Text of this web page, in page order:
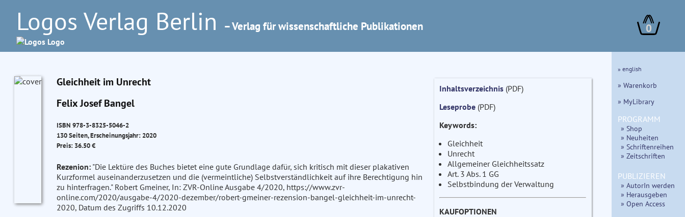
Logos Verlag Berlin – Verlag für wissenschaftliche Publikationen 0
Gleichheit im Unrecht
Felix Josef Bangel
ISBN 978-3-8325-5046-2
130 Seiten, Erscheinungsjahr: 2020
Preis: 36.50 €
Rezenion:"Die Lektüre des Buches bietet eine gute Grundlage dafür, sich kritisch mit dieser plakativen
Kurzformel auseinanderzusetzen und die (vermeintliche) Selbstverständlichkeit auf ihre Berechtigung hin
zu hinterfragen." Robert Gmeiner, In: ZVR-Online Ausgabe 4/2020, https://www.zvr-
online.com/2020/ausgabe-4/2020-dezember/robert-gmeiner-rezension-bangel-gleichheit-im-unrecht-
2020, Datum des Zugriffs 10.12.2020
Inhaltsverzeichnis(PDF)
Leseprobe(PDF)
Keywords:
Gleichheit
Unrecht
Allgemeiner Gleichheitssatz
Art. 3 Abs. 1 GG
Selbstbindung der Verwaltung
KAUFOPTIONEN
» english
» Warenkorb
» MyLibrary
PROGRAMM
» Shop
» Neuheiten
» Schriftenreihen
» Zeitschriften
PUBLIZIEREN
» AutorIn werden
» Herausgeben
» Open Access